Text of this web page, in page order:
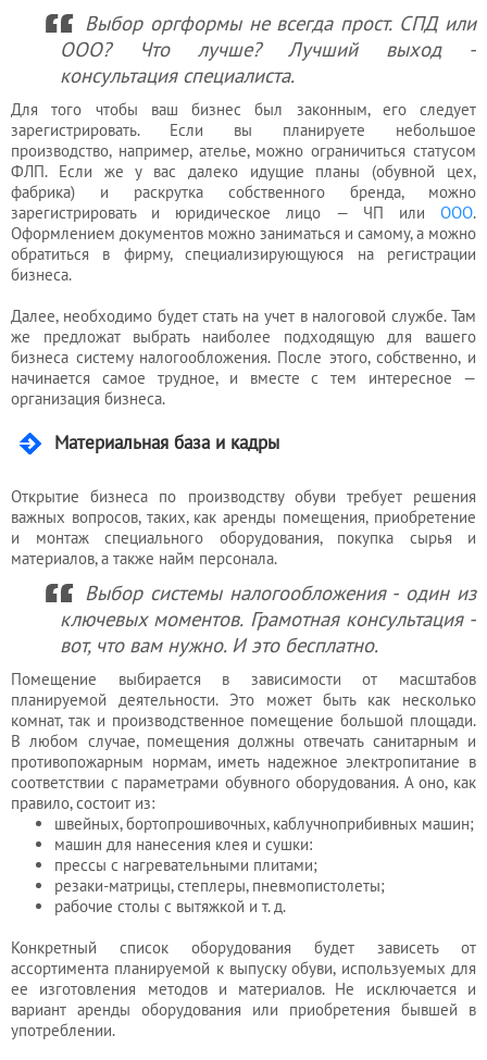
Выбор оргформы не всегда прост. СПД или
ООО? Что лучше? Лучший выход -
консультация специалиста.
Для того чтобы ваш бизнес был законным, его следует
зарегистрировать. Если вы планируете небольшое
производство, например, ателье, можно ограничиться статусом
ФЛП. Если же у вас далеко идущие планы (обувной цех,
фабрика) и раскрутка собственного бренда, можно
зарегистрировать и юридическое лицо — ЧП или ООО.
Оформлением документов можно заниматься и самому, а можно
обратиться в фирму, специализирующуюся на регистрации
бизнеса.
Далее, необходимо будет стать на учет в налоговой службе. Там
же предложат выбрать наиболее подходящую для вашего
бизнеса систему налогообложения. После этого, собственно, и
начинается самое трудное, и вместе с тем интересное —
организация бизнеса.
Материальная база и кадры
Открытие бизнеса по производству обуви требует решения
важных вопросов, таких, как аренды помещения, приобретение
и монтаж специального оборудования, покупка сырья и
материалов, а также найм персонала.
Выбор системы налогообложения - один из
ключевых моментов. Грамотная консультация -
вот, что вам нужно. И это бесплатно.
Помещение выбирается в зависимости от масштабов
планируемой деятельности. Это может быть как несколько
комнат, так и производственное помещение большой площади.
В любом случае, помещения должны отвечать санитарным и
противопожарным нормам, иметь надежное электропитание в
соответствии с параметрами обувного оборудования. А оно, как
правило, состоит из:
швейных, бортопрошивочных, каблучноприбивных машин;
машин для нанесения клея и сушки:
прессы с нагревательными плитами;
резаки-матрицы, степлеры, пневмопистолеты;
рабочие столы с вытяжкой и т. д.
Конкретный список оборудования будет зависеть от
ассортимента планируемой к выпуску обуви, используемых для
ее изготовления методов и материалов. Не исключается и
вариант аренды оборудования или приобретения бывшей в
употреблении.